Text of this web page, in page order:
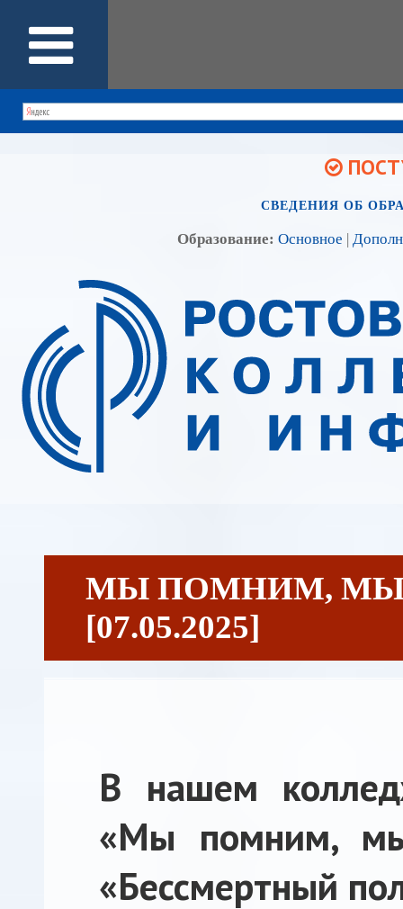
СВЕДЕНИЯ ОБ
Образование: Основное |
МЫ ПОМНИМ, МЫ
[07.05.2025]
В нашем
«Мы помним,
«Бессмертный